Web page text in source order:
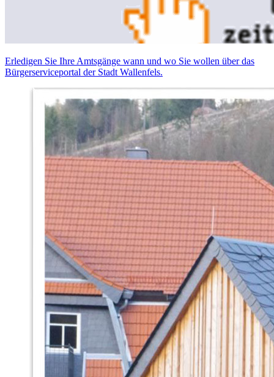
Erledigen Sie Ihre Amtsgänge wann und wo Sie wollen über das
Bürgerserviceportal der Stadt Wallenfels.